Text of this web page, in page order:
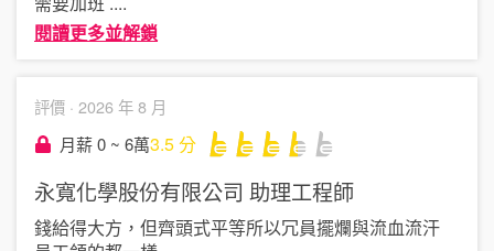
閱讀更多並解鎖
評價 · 2026 年 8 月
月薪 0 ~ 6萬3.5分
永寬化學股份有限公司 助理工程師
錢給得大方，但齊頭式平等所以冗員擺爛與流血流汗